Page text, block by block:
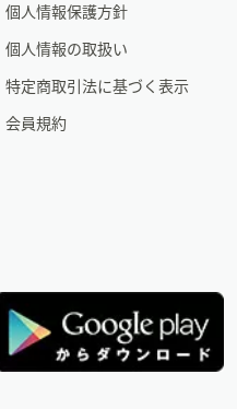
個人情報保護方針
個人情報の取扱い
特定商取引法に基づく表示
会員規約